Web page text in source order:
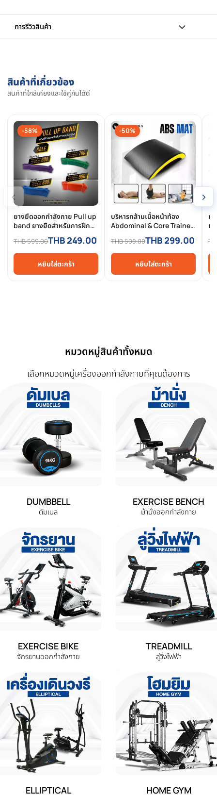
การรีวิวสินค้า
สินค้าที่เกี่ยวข้อง
สินค้าที่ใกล้เคียงและใช้คู่กันได้ดี
‹
-58%
ยางยืดออกกำลังกาย Pull up
band ยางยืดสำหรับการฝึกดึง
THB 599.00THB 249.00
หยิบใส่ตะกร้า
-50%
บริหารกล้ามเนื้อหน้าท้อง
Abdominal & Core Trainer
Mat บริหารกล้ามท้อง เบาะรอง
ซิทอัพ Sit-up Pad
THB 598.00THB 299.00
หยิบใส่ตะกร้า
เ
เ
›
หมวดหมู่สินค้าทั้งหมด
เลือกหมวดหมู่เครื่องออกกำลังกายที่คุณต้องการ
DUMBBELL
ดัมเบล
EXERCISE BENCH
ม้านั่งออกกำลังกาย
EXERCISE BIKE
จักรยานออกกำลังกาย
TREADMILL
ลู่วิ่งไฟฟ้า
ELLIPTICAL HOME GYM